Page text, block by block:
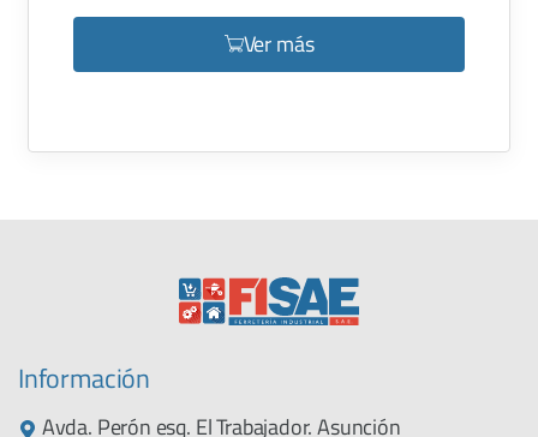
Ver más
Información
Avda. Perón esq. El Trabajador. Asunción